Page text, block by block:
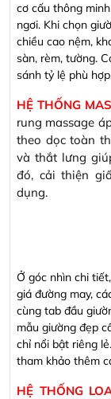
cơ cấu thông
ngơi. Khi chọn
chiều cao nệm,
sàn, rèm, tường.
sánh tỷ lệ phù
HỆ THỐNG
rung massage
theo dọc toàn
và thắt lưng
đó, cải thiện
dụng.
Ở góc nhìn chi
giá đường may,
cùng tab đầu
mẫu giường đẹp
chỉ nổi bật riêng
tham khảo thêm
HỆ THỐNG